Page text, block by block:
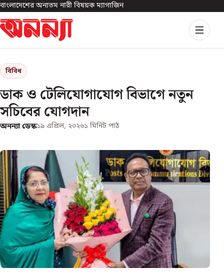
বাংলাদেশের অন্যতম নারী বিষয়ক ম্যাগাজিন
বিবিধ
ডাক ও টেলিযোগাযোগ বিভাগে নতুন
সচিবের যোগদান
অনন্যা ডেস্ক১৯ এপ্রিল, ২০২৬১ মিনিট পাঠ